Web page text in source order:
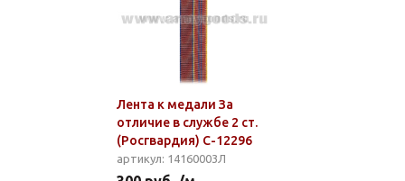
Лента к медали За
отличие в службе 2 ст.
(Росгвардия) С-12296
артикул: 14160003Л